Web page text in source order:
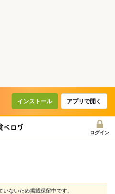
インストール アプリで開く
ログイン
ないため掲載保留中です。